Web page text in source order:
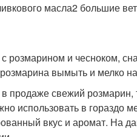
масла2 большие
розмарином и чесноком,
вымыть и мелко
продаже свежий
использовать в гораздо
вкус и аромат. На